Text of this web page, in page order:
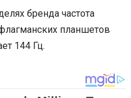
бренда частота
планшетов
144 Гц.